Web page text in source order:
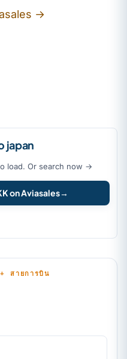
→
japan
load. Or search now →
on Aviasales→
สายการบิน